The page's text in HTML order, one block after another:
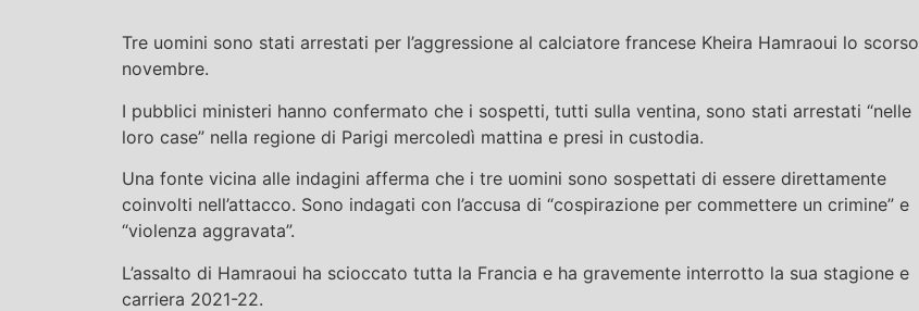
Tre uomini sono stati arrestati per l’aggressione al calciatore francese Kheira Hamraoui lo scorso
novembre.
I pubblici ministeri hanno confermato che i sospetti, tutti sulla ventina, sono stati arrestati “nelle
loro case” nella regione di Parigi mercoledì mattina e presi in custodia.
Una fonte vicina alle indagini afferma che i tre uomini sono sospettati di essere direttamente
coinvolti nell’attacco. Sono indagati con l’accusa di “cospirazione per commettere un crimine” e
“violenza aggravata”.
L’assalto di Hamraoui ha scioccato tutta la Francia e ha gravemente interrotto la sua stagione e
carriera 2021-22.